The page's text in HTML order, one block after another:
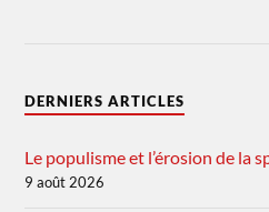
DERNIERS ARTICLES
Le populisme et l’érosion de la
9 août 2026